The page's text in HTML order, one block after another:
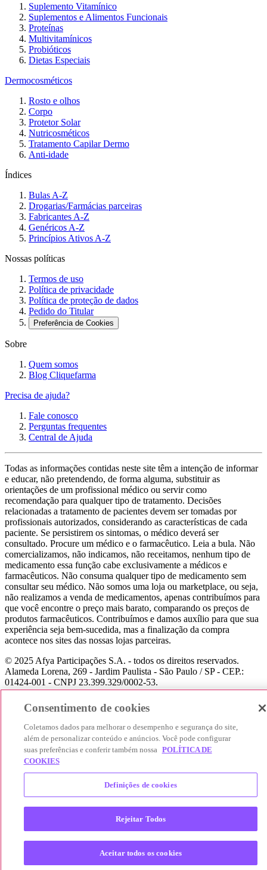
Suplemento Vitamínico
Suplementos e Alimentos Funcionais
Proteínas
Multivitamínicos
Probióticos
Dietas Especiais
Dermocosméticos
Rosto e olhos
Corpo
Protetor Solar
Nutricosméticos
Tratamento Capilar Dermo
Anti-idade
Índices
Bulas A-Z
Drogarias/Farmácias parceiras
Fabricantes A-Z
Genéricos A-Z
Princípios Ativos A-Z
Nossas políticas
Termos de uso
Política de privacidade
Política de proteção de dados
Pedido do Titular
Preferência de Cookies
Sobre
Quem somos
Blog Cliquefarma
Precisa de ajuda?
Fale conosco
Perguntas frequentes
Central de Ajuda
Todas as informações contidas neste site têm a intenção de informar
e educar, não pretendendo, de forma alguma, substituir as
orientações de um profissional médico ou servir como
recomendação para qualquer tipo de tratamento. Decisões
relacionadas a tratamento de pacientes devem ser tomadas por
profissionais autorizados, considerando as características de cada
paciente. Se persistirem os sintomas, o médico deverá ser
consultado. Procure um médico e o farmacêutico. Leia a bula. Não
comercializamos, não indicamos, não receitamos, nenhum tipo de
medicamento essa função cabe exclusivamente a médicos e
farmacêuticos. Não consuma qualquer tipo de medicamento sem
consultar seu médico. Não somos uma loja ou marketplace, ou seja,
não realizamos a venda de medicamentos, apenas contribuímos para
que você encontre o preço mais barato, comparando os preços de
produtos farmacêuticos. Contribuímos e damos auxílio para que sua
experiência seja bem-sucedida, mas a finalização da compra
acontece nos sites das nossas lojas parceiras.
© 2025 Afya Participações S.A. - todos os direitos reservados.
Alameda Lorena, 269 - Jardim Paulista - São Paulo / SP - CEP.:
01424-001 - CNPJ 23.399.329/0002-53.
Consentimento de cookies
Coletamos dados para melhorar o desempenho e segurança do site,
além de personalizar conteúdo e anúncios. Você pode configurar
suas preferências e conferir também nossa POLÍTICA DE
COOKIES
Definições de cookies
Rejeitar Todos
Aceitar todos os cookies